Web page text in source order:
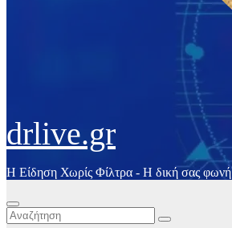
drlive.gr
Η Είδηση Χωρίς Φίλτρα - H δική σας φωνή